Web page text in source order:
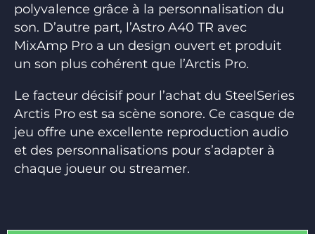
polyvalence grâce à la personnalisation du
son. D’autre part, l’Astro A40 TR avec
MixAmp Pro a un design ouvert et produit
un son plus cohérent que l’Arctis Pro.
Le facteur décisif pour l’achat du SteelSeries
Arctis Pro est sa scène sonore. Ce casque de
jeu offre une excellente reproduction audio
et des personnalisations pour s’adapter à
chaque joueur ou streamer.